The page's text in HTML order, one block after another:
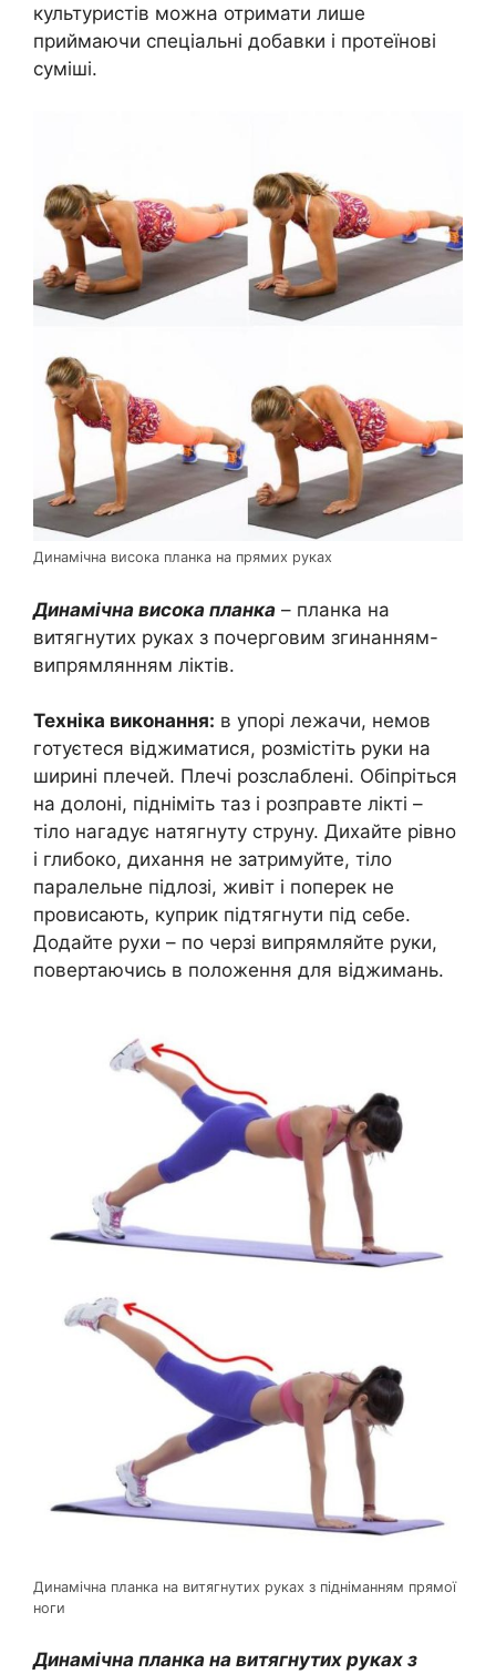
культуристів можна отримати лише
приймаючи спеціальні добавки і протеїнові
суміші.
Динамічна висока планка на прямих руках
Динамічна висока планка – планка на
витягнутих руках з почерговим згинанням-
випрямлянням ліктів.
Техніка виконання: в упорі лежачи, немов
готуєтеся віджиматися, розмістіть руки на
ширині плечей. Плечі розслаблені. Обіпріться
на долоні, підніміть таз і розправте лікті –
тіло нагадує натягнуту струну. Дихайте рівно
і глибоко, дихання не затримуйте, тіло
паралельне підлозі, живіт і поперек не
провисають, куприк підтягнути під себе.
Додайте рухи – по черзі випрямляйте руки,
повертаючись в положення для віджимань.
Динамічна планка на витягнутих руках з підніманням прямої
ноги
Динамічна планка на витягнутих руках з